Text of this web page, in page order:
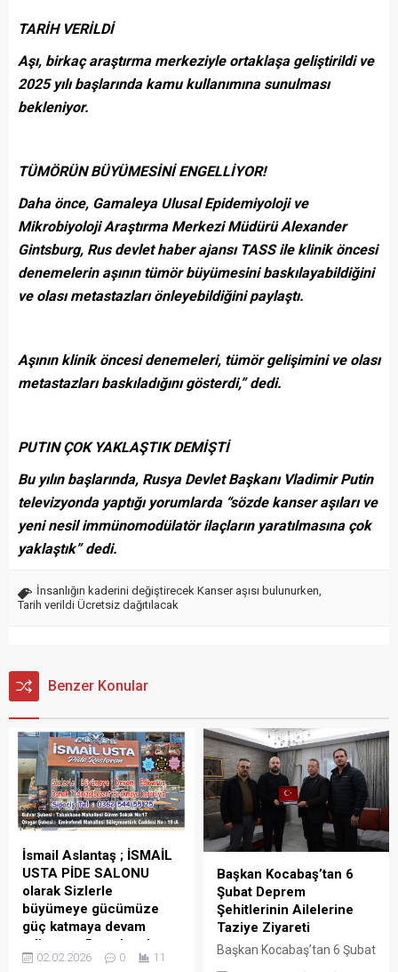
TARİH VERİLDİ
Aşı, birkaç araştırma merkeziyle ortaklaşa geliştirildi ve
2025 yılı başlarında kamu kullanımına sunulması
bekleniyor.
TÜMÖRÜN BÜYÜMESİNİ ENGELLİYOR!
Daha önce, Gamaleya Ulusal Epidemiyoloji ve
Mikrobiyoloji Araştırma Merkezi Müdürü Alexander
Gintsburg, Rus devlet haber ajansı TASS ile klinik öncesi
denemelerin aşının tümör büyümesini baskılayabildiğini
ve olası metastazları önleyebildiğini paylaştı.
Aşının klinik öncesi denemeleri, tümör gelişimini ve olası
metastazları baskıladığını gösterdi,” dedi.
PUTIN ÇOK YAKLAŞTIK DEMİŞTİ
Bu yılın başlarında, Rusya Devlet Başkanı Vladimir Putin
televizyonda yaptığı yorumlarda “sözde kanser aşıları ve
yeni nesil immünomodülatör ilaçların yaratılmasına çok
yaklaştık” dedi.
İnsanlığın kaderini değiştirecek Kanser aşısı bulunurken,
Tarih verildi Ücretsiz dağıtılacak
Benzer Konular
İsmail Aslantaş ; İSMAİL
USTA PİDE SALONU
olarak Sizlerle
büyümeye gücümüze
güç katmaya devam
ediyoruz, Damak tadınıza
yön vermeye, lezzet ile
02.02.2026 0 11
Başkan Kocabaş’tan 6
Şubat Deprem
Şehitlerinin Ailelerine
Taziye Ziyareti
Başkan Kocabaş’tan 6 Şubat
Deprem Şehitlerinin